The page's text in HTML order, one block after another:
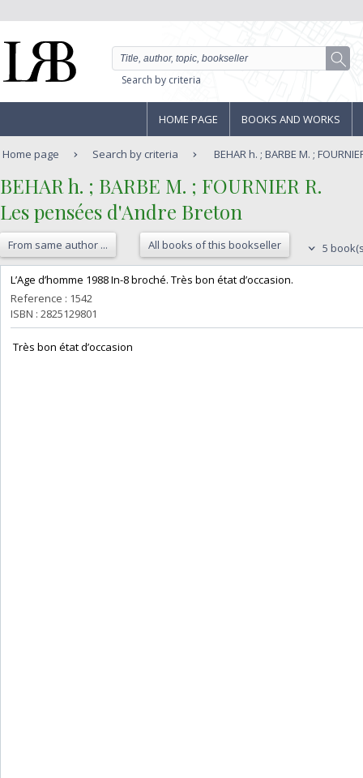
Search by criteria
HOME PAGE BOOKS AND WORKS
Home page Search by criteria BEHAR h. ; BARBE M. ;
‎BEHAR h. ; BARBE M. ; FOURNIER R.‎
‎Les pensées d'Andre Breton ‎
From same author ... All books of this bookseller 5
‎L’Age d’homme 1988 In-8 broché. Très bon état d’occasion.‎
Reference : 1542
ISBN : 2825129801
‎ Très bon état d’occasion ‎